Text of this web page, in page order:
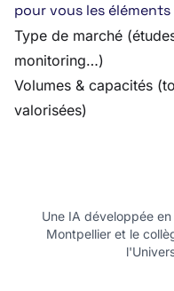
pour vous les
Type de marché
monitoring…)
Volumes & capacités
valorisées)
Une IA développée
Montpellier et le